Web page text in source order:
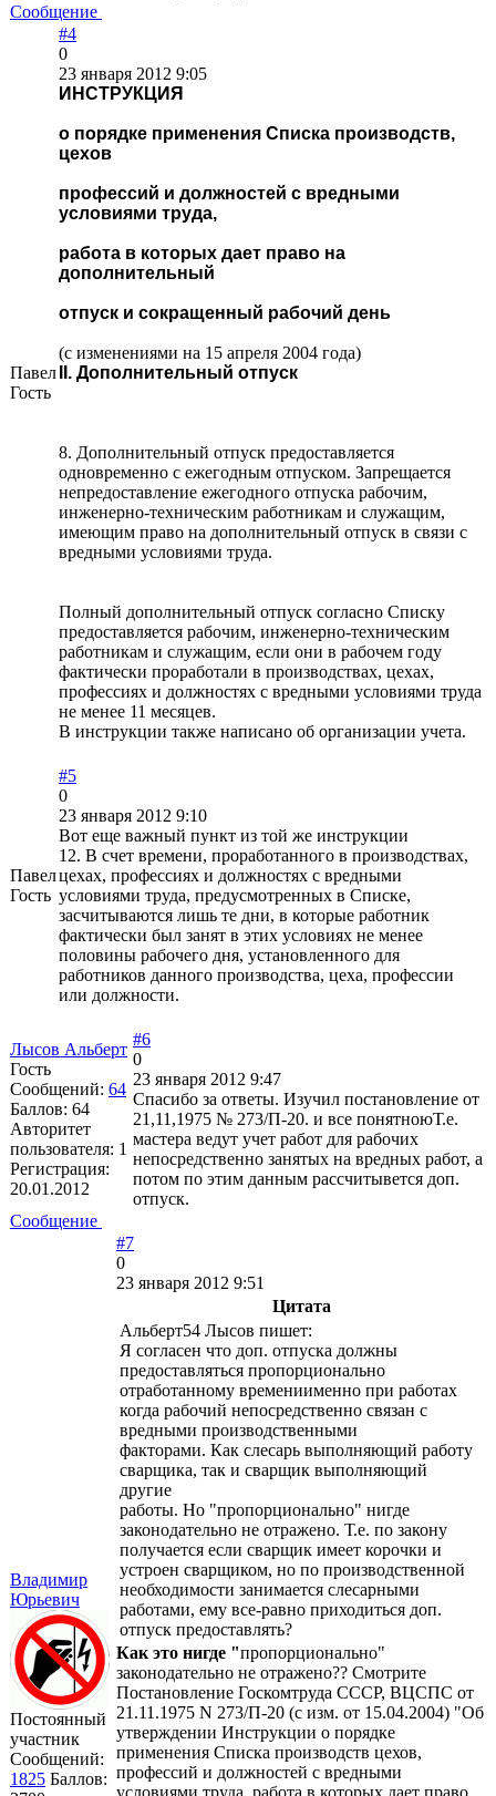
Сообщение
Павел
Гость
#4
0
23 января 2012 9:05
ИНСТРУКЦИЯ
о порядке применения Списка производств,
цехов
профессий и должностей с вредными
условиями труда,
работа в которых дает право на
дополнительный
отпуск и сокращенный рабочий день
(с изменениями на 15 апреля 2004 года)
II. Дополнительный отпуск
8. Дополнительный отпуск предоставляется
одновременно с ежегодным отпуском. Запрещается
непредоставление ежегодного отпуска рабочим,
инженерно-техническим работникам и служащим,
имеющим право на дополнительный отпуск в связи с
вредными условиями труда.
Полный дополнительный отпуск согласно Списку
предоставляется рабочим, инженерно-техническим
работникам и служащим, если они в рабочем году
фактически проработали в производствах, цехах,
профессиях и должностях с вредными условиями труда
не менее 11 месяцев.
В инструкции также написано об организации учета.
Павел
Гость
#5
0
23 января 2012 9:10
Вот еще важный пункт из той же инструкции
12. В счет времени, проработанного в производствах,
цехах, профессиях и должностях с вредными
условиями труда, предусмотренных в Списке,
засчитываются лишь те дни, в которые работник
фактически был занят в этих условиях не менее
половины рабочего дня, установленного для
работников данного производства, цеха, профессии
или должности.
Лысов Альберт
Гость
Сообщений: 64
Баллов: 64
Авторитет
пользователя: 1
Регистрация:
20.01.2012
#6
0
23 января 2012 9:47
Спасибо за ответы. Изучил постановление от
21,11,1975 № 273/П-20. и все понятноюТ.е.
мастера ведут учет работ для рабочих
непосредственно занятых на вредных работ, а
потом по этим данным рассчитывется доп.
отпуск.
Сообщение
Владимир
Юрьевич
Постоянный
участник
Сообщений:
1825 Баллов:
#7
0
23 января 2012 9:51
Цитата
Альберт54 Лысов пишет:
Я согласен что доп. отпуска должны
предоставляться пропорционально
отработанному времениименно при работах
когда рабочий непосредственно связан с
вредными производственными
факторами. Как слесарь выполняющий работу
сварщика, так и сварщик выполняющий
другие
работы. Но "пропорционально" нигде
законодательно не отражено. Т.е. по закону
получается если сварщик имеет корочки и
устроен сварщиком, но по производственной
необходимости занимается слесарными
работами, ему все-равно приходиться доп.
отпуск предоставлять?
Как это нигде "пропорционально"
законодательно не отражено?? Смотрите
Постановление Госкомтруда СССР, ВЦСПС от
21.11.1975 N 273/П-20 (с изм. от 15.04.2004) "Об
утверждении Инструкции о порядке
применения Списка производств цехов,
профессий и должностей с вредными
условиями труда, работа в которых дает право